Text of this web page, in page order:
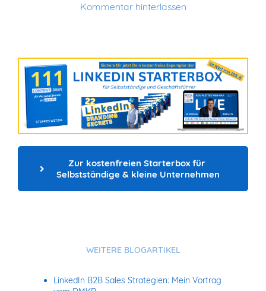
Kommentar hinterlassen
Zur kostenfreien Starterbox für
Selbstständige & kleine Unternehmen
WEITERE BLOGARTIKEL
LinkedIn B2B Sales Strategien: Mein Vortrag